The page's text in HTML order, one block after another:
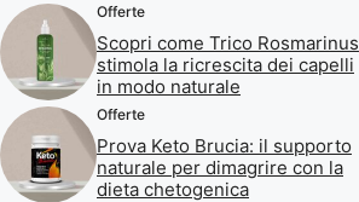
Offerte
Scopri come Trico Rosmarinus
stimola la ricrescita dei capelli
in modo naturale
Offerte
Prova Keto Brucia: il supporto
naturale per dimagrire con la
dieta chetogenica